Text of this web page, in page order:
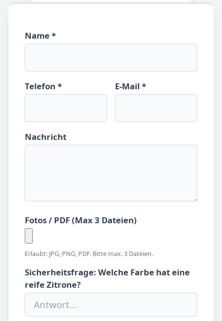
Name *
Telefon * E-Mail *
Nachricht
Fotos / PDF (Max 3 Dateien)
Erlaubt: JPG, PNG, PDF. Bitte max. 3 Dateien.
Sicherheitsfrage: Welche Farbe hat eine
reife Zitrone?